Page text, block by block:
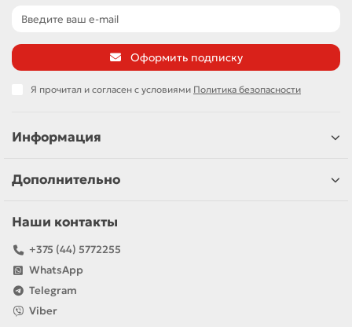
Оформить подписку
Я прочитал и согласен с условиями Политика безопасности
Информация
Дополнительно
Наши контакты
+375 (44) 5772255
WhatsApp
Telegram
Viber